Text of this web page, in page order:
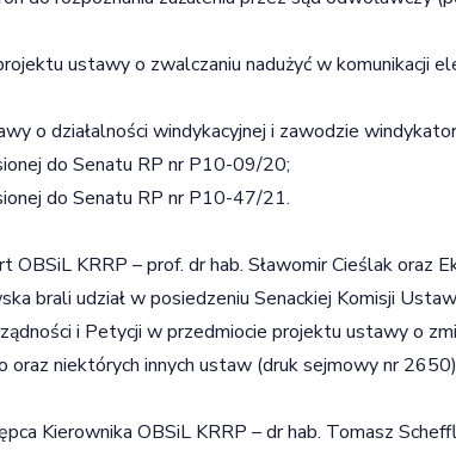
ustawy o zwalczaniu nadużyć w komunikacji
o działalności windykacyjnej i zawodzie
do Senatu RP nr P10-09/20;
do Senatu RP nr P10-47/21.
KRRP – prof. dr hab. Sławomir Cieślak oraz
brali udział w posiedzeniu Senackiej Komisji
i Petycji w przedmiocie projektu ustawy o
niektórych innych ustaw (druk sejmowy nr
Kierownika OBSiL KRRP – dr hab. Tomasz